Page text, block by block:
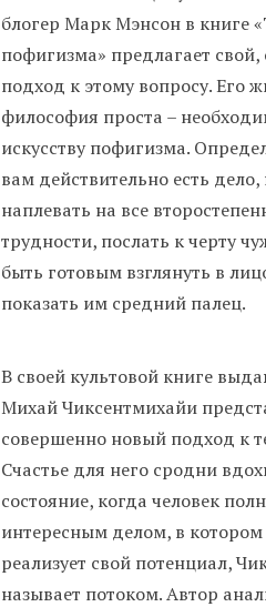
блогер Марк Мэнсон в книге
пофигизма» предлагает
подход к этому вопросу. Его
философия проста –
искусству пофигизма.
вам действительно есть
наплевать на все
трудности, послать к черту
быть готовым взглянуть в
показать им средний палец.
В своей культовой книге
Михай Чиксентмихайи
совершенно новый подход к
Счастье для него сродни
состояние, когда человек
интересным делом, в
реализует свой потенциал,
называет потоком. Автор